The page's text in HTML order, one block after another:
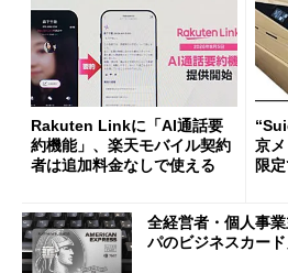
Rakuten Linkに「AI通話要
約機能」、楽天モバイル契約
者は追加料金なしで使える
京
限
全経営者・個人事
パのビジネスカード